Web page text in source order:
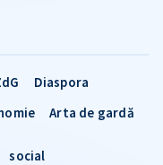
Diaspora
Arta de gardă
social